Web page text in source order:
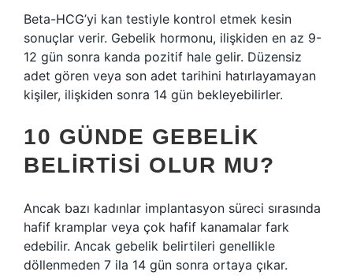
Beta-HCG’yi kan testiyle kontrol etmek kesin
sonuçlar verir. Gebelik hormonu, ilişkiden en az 9-
12 gün sonra kanda pozitif hale gelir. Düzensiz
adet gören veya son adet tarihini hatırlayamayan
kişiler, ilişkiden sonra 14 gün bekleyebilirler.
10 GÜNDE GEBELIK
BELIRTISI OLUR MU?
Ancak bazı kadınlar implantasyon süreci sırasında
hafif kramplar veya çok hafif kanamalar fark
edebilir. Ancak gebelik belirtileri genellikle
döllenmeden 7 ila 14 gün sonra ortaya çıkar.